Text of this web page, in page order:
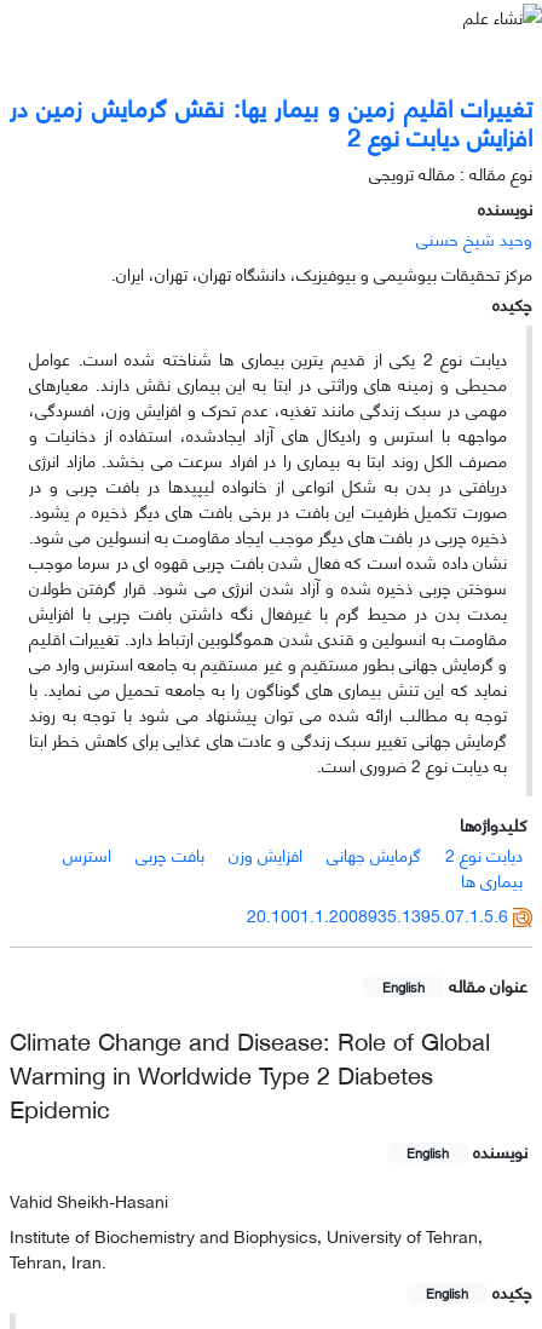
تغییرات اقلیم زمین و بیمار یها: نقش گرمایش زمین در
افزایش دیابت نوع 2
نوع مقاله : مقاله ترویجی
نویسنده
وحید شیخ حسنی
مرکز تحقیقات بیوشیمی و بیوفیزیک، دانشگاه تهران، تهران، ایران.
چکیده
دیابت نوع 2 یکی از قدیم یترین بیماری ها شناخته شده است. عوامل
محیطی و زمینه های وراثتی در ابتا به این بیماری نقش دارند. معیارهای
مهمی در سبک زندگی مانند تغذیه، عدم تحرک و افزایش وزن، افسردگی،
مواجهه با استرس و رادیکال های آزاد ایجادشده، استفاده از دخانیات و
مصرف الکل روند ابتا به بیماری را در افراد سرعت می بخشد. مازاد انرژی
دریافتی در بدن به شکل انواعی از خانواده لیپیدها در بافت چربی و در
صورت تکمیل ظرفیت این بافت در برخی بافت های دیگر ذخیره م یشود.
ذخیره چربی در بافت های دیگر موجب ایجاد مقاومت به انسولین می شود.
نشان داده شده است که فعال شدن بافت چربی قهوه ای در سرما موجب
سوختن چربی ذخیره شده و آزاد شدن انرژی می شود. قرار گرفتن طولان
یمدت بدن در محیط گرم با غیرفعال نگه داشتن بافت چربی با افزایش
مقاومت به انسولین و قندی شدن هموگلوبین ارتباط دارد. تغییرات اقلیم
و گرمایش جهانی بطور مستقیم و غیر مستقیم به جامعه استرس وارد می
نماید که این تنش بیماری های گوناگون را به جامعه تحمیل می نماید. با
توجه به مطالب ارائه شده می توان پیشنهاد می شود با توجه به روند
گرمایش جهانی تغییر سبک زندگی و عادت های غذایی برای کاهش خطر ابتا
به دیابت نوع 2 ضروری است.
کلیدواژه‌ها
دیابت نوع 2
گرمایش جهانی افزایش وزن بافت چربی
استرس
بیماری ها
20.1001.1.2008935.1395.07.1.5.6
عنوان مقاله English
Climate Change and Disease: Role of Global
Warming in Worldwide Type 2 Diabetes
Epidemic
نویسنده English
Vahid Sheikh-Hasani
Institute of Biochemistry and Biophysics, University of Tehran,
Tehran, Iran.
چکیده
English